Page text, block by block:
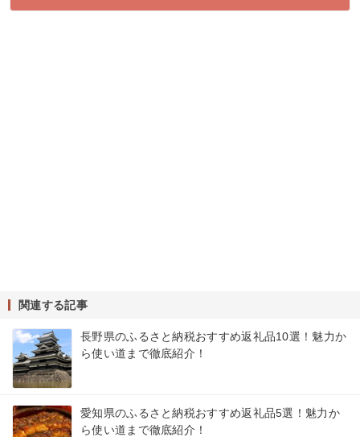
関連する記事
長野県のふるさと納税おすすめ返礼品10選！魅力か
ら使い道まで徹底紹介！
愛知県のふるさと納税おすすめ返礼品5選！魅力か
ら使い道まで徹底紹介！